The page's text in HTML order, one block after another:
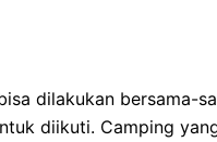
dilakukan bersama-
diikuti. Camping